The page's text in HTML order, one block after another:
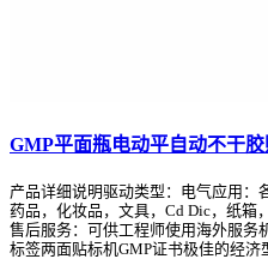
GMP平面瓶电动平自动不干
产品详细说明驱动类型：电气应用：
药品，化妆品，文具，Cd Dic，纸箱
售后服务：可供工程师使用海外服务
标签两面贴标机GMP证书极佳的经济